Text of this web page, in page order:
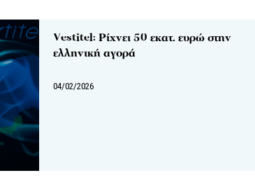
Vestitel: Ρίχνει 50 εκατ. ευρώ στην
ελληνική αγορά
04/02/2026